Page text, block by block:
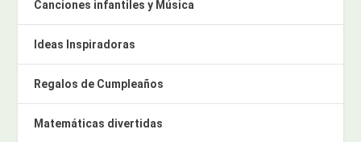
Canciones infantiles y Música
Ideas Inspiradoras
Regalos de Cumpleaños
Matemáticas divertidas